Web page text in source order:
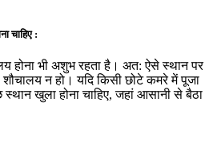
चाहिए :
होना भी अशुभ रहता है। अत: ऐसे स्थान पर
न हो। यदि किसी छोटे कमरे में पूजा
खुला होना चाहिए, जहां आसानी से बैठा